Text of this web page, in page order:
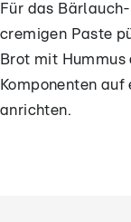
Für das
cremigen Paste
Brot mit
Komponenten
anrichten.